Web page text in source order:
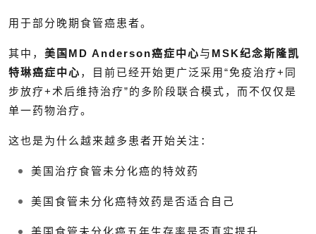
用于部分晚期食管癌患者。
其中， 美国MD Anderson癌症中心与 MSK纪念斯隆凯
特琳癌症中心 ，目前已经开始更广泛采用“免疫治疗+同
步放疗+术后维持治疗”的多阶段联合模式，而不仅仅是
单一药物治疗。
这也是为什么越来越多患者开始关注：
美国治疗食管未分化癌的特效药
美国食管未分化癌特效药是否适合自己